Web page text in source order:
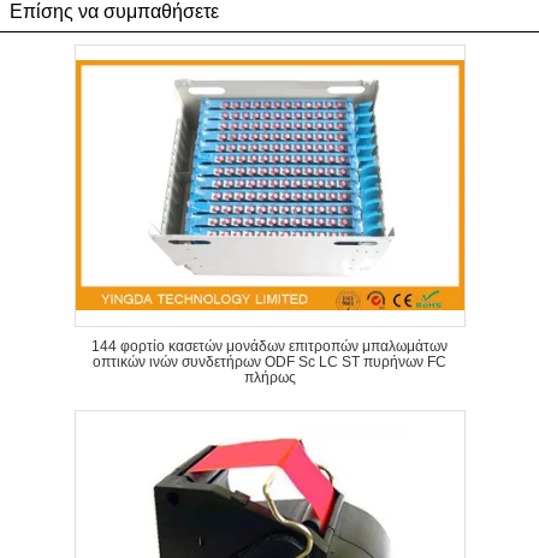
Επίσης να συμπαθήσετε
144 φορτίο κασετών μονάδων επιτροπών μπαλωμάτων
οπτικών ινών συνδετήρων ODF Sc LC ST πυρήνων FC
πλήρως